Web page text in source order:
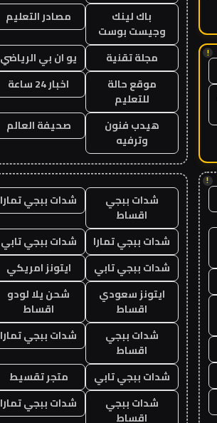
!
!
باك لينك
وجيست بوست
مصادر التعليم
مجلة تقنية
يو ان بي الرياضي
موقع حالة
للتعليم
اخبار 24 ساعة
هيدب فنون
وترفيه
صحيفة العالم
شدات ببجي
اقساط
شدات ببجي تمارا
شدات ببجي تمارا
شدات ببجي تابي
شدات ببجي تابي
ايتونز امريكي
ايتونز سعودي
اقساط
شحن يلا لودو
اقساط
شدات ببجي
اقساط
شدات ببجي تمارا
شدات ببجي تابي
متجر تقسيط
شدات ببجي
اقساط
شدات ببجي تمارا